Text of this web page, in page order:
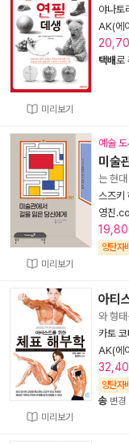
미리보기
야나토
AK(에
택배로
미리보기
예술
미술
는 현
스즈키
영진
양탄자
미리보기
아티
와 형
카토
AK(에
양탄자
송 변경